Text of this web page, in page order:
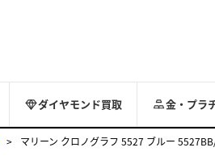
ダイヤモンド買取 金・プラ
マリーン クロノグラフ 5527 ブルー